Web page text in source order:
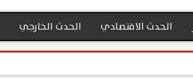
الحدث الاقتصادي الحدث الخارجي